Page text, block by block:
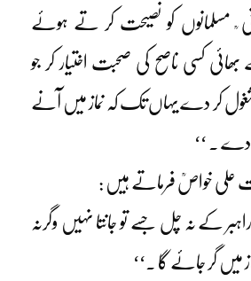
مسلمانوں کو نصیحت کر تے ہوئے
کسی ناصح کی صحبت اختیار کر جو
مشغول کر دے یہاں تک کہ نماز میں آنے
دے ۔ ‘‘
علی خواصؒ فرماتے ہیں :
راہبر کے نہ چل جسے تو جانتا نہیں وگرنہ
گر جائے گا ۔‘‘